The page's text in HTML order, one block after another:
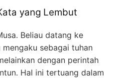
yang Lembut
Beliau datang ke
sebagai tuhan
dengan perintah
Hal ini tertuang dalam